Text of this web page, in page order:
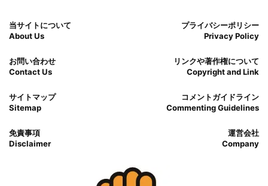
当サイトについて
About Us
プライバシーポリシー
Privacy Policy
お問い合わせ
Contact Us
リンクや著作権について
Copyright and Link
サイトマップ
Sitemap
コメントガイドライン
Commenting Guidelines
免責事項
Disclaimer
運営会社
Company